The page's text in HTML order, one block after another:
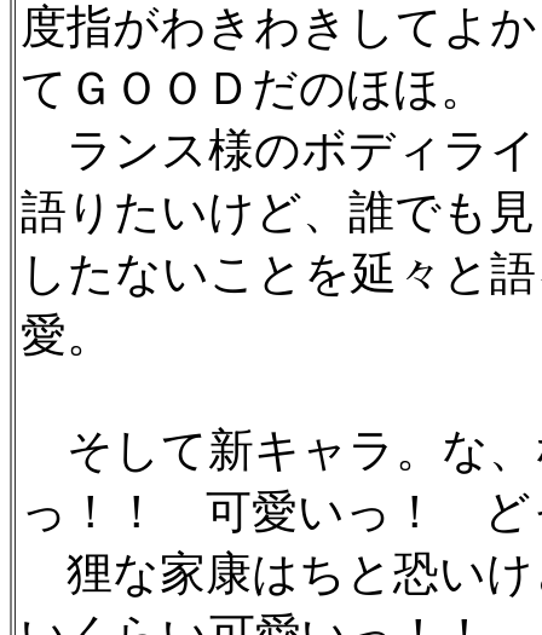
度指がわきわきしてよ
てＧＯＯＤだのほほ。
ランス様のボディラ
語りたいけど、誰でも
したないことを延々と
愛。
そして新キャラ。な
っ！！ 可愛いっ！ ど
狸な家康はちと恐い